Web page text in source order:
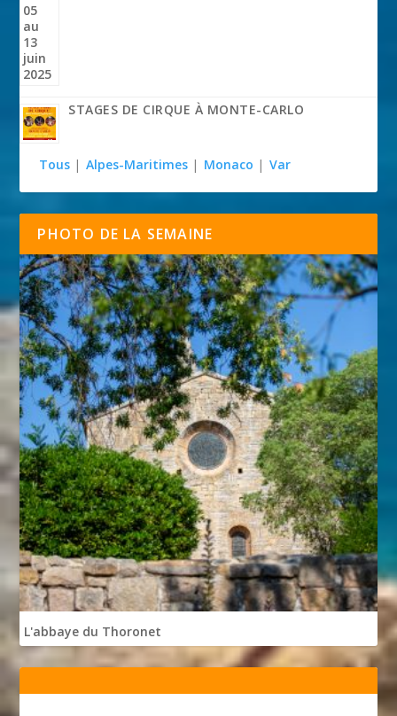
STAGES DE CIRQUE À MONTE-CARLO
Tous | Alpes-Maritimes | Monaco | Var
PHOTO DE LA SEMAINE
L'abbaye du Thoronet